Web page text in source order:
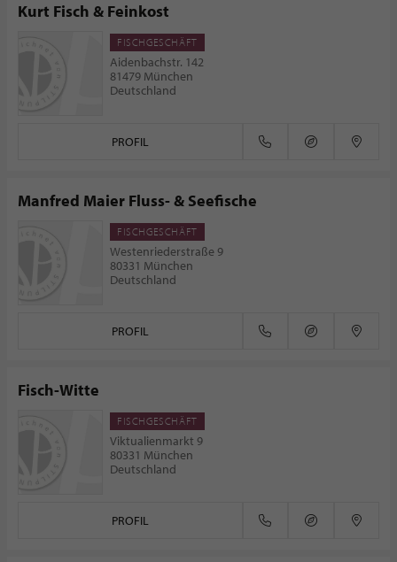
Kurt Fisch & Feinkost
FISCHGESCHÄFT
Aidenbachstr. 142
81479 München
Deutschland
PROFIL
Manfred Maier Fluss- & Seefische
FISCHGESCHÄFT
Westenriederstraße 9
80331 München
Deutschland
PROFIL
Fisch-Witte
FISCHGESCHÄFT
Viktualienmarkt 9
80331 München
Deutschland
PROFIL